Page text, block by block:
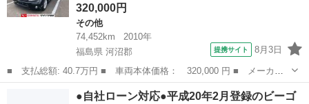
320,000円
その他
74,452km
2010年
福島県 河沼郡
提携サイト 8月3日
■ 支払総額: 40.7万円 ■ 車両本体価格： 320,000 円 ■ メーカー
名： ダイハツ ■ 車種名： クー ■ グレード名： ＣＸ 販売は
福島県内にお住まいで，現車確認のできるお客様に限らせて頂きま
その他
●自社ローン対応●平成20年2月登録のビーゴ